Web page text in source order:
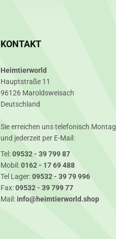
KONTAKT
Heimtierworld
Hauptstraße 11
96126 Maroldsweisach
Deutschland
Sie erreichen uns telefonisch
und jederzeit per E-Mail:
Tel:09532 - 39 799 87
Mobil:0162 - 17 69 488
Tel Lager:09532 - 39 79 996
Fax:09532 - 39 799 77
Mail: info@heimtierworld.shop